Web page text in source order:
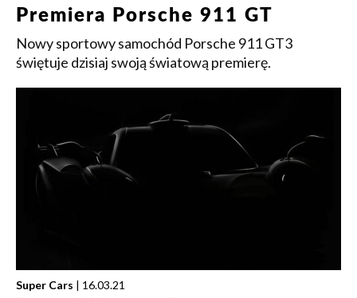
Premiera Porsche 911 GT
Nowy sportowy samochód Porsche 911 GT3
świętuje dzisiaj swoją światową premierę.
Super Cars | 16.03.21